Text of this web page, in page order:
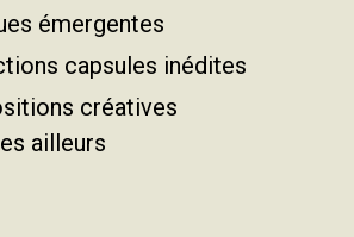
émergentes
capsules inédites
créatives
ailleurs